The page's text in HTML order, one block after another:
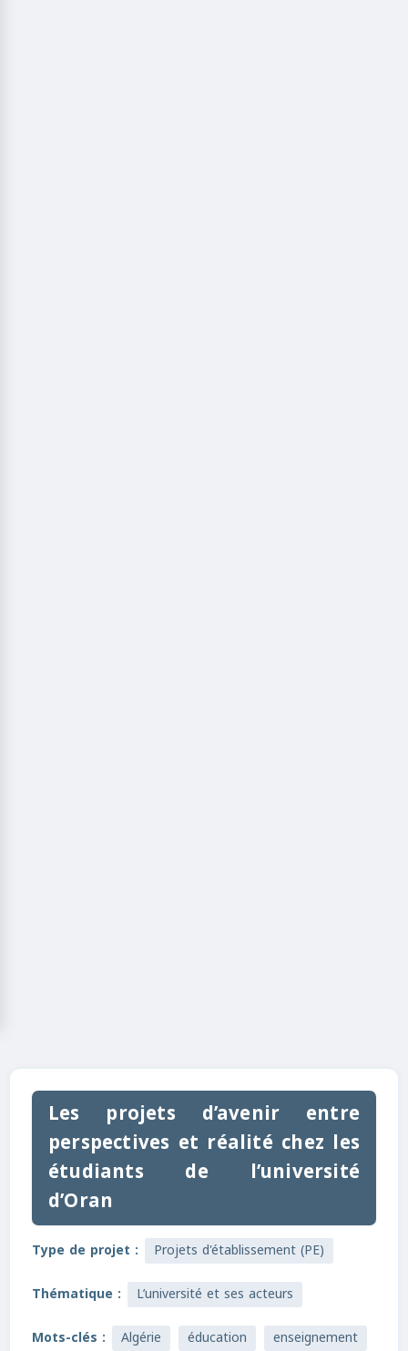
Les projets d’avenir entre
perspectives et réalité chez les
étudiants de l’université
d’Oran
Type de projet :
Projets d'établissement (PE)
Thématique :
L’université et ses acteurs
Mots-clés :
Algérie éducation
enseignement